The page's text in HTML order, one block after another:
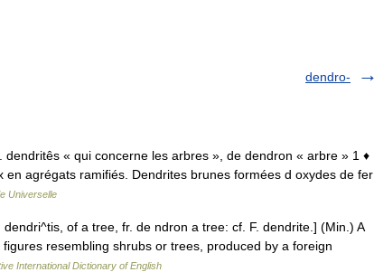
dendro-
« qui concerne les arbres », de dendron « arbre » 1 ♦
en agrégats ramifiés. Dendrites brunes formées d oxydes de fer
Universelle
of a tree, fr. de ndron a tree: cf. F. dendrite.] (Min.) A
resembling shrubs or trees, produced by a foreign
International Dictionary of English